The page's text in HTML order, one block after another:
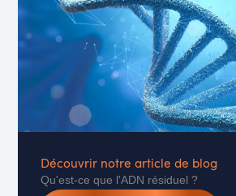
Découvrir notre article de blog
Qu'est-ce que l'ADN résiduel ?